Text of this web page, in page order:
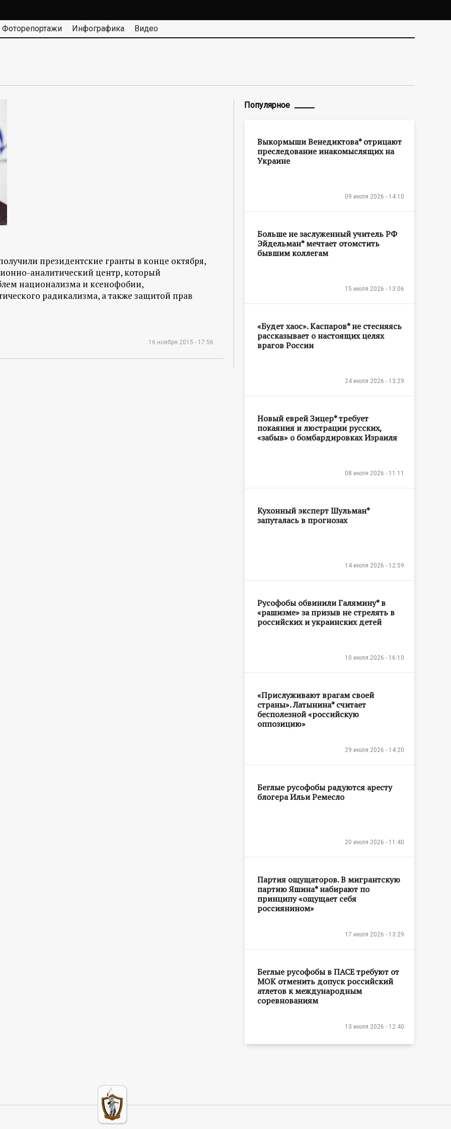
Фоторепортажи Инфографика Видео
президентские гранты в конце октября,
аналитический центр, который
национализма и ксенофобии,
радикализма, а также защитой прав
16 ноября 2015 - 17:56
Популярное
Выкормыши Венедиктова* отрицают
преследование инакомыслящих на
Украине
09 июля 2026 - 14:10
Больше не заслуженный учитель РФ
Эйдельман* мечтает отомстить
бывшим коллегам
15 июля 2026 - 13:06
«Будет хаос». Каспаров* не стесняясь
рассказывает о настоящих целях
врагов России
24 июля 2026 - 13:29
Новый еврей Зицер* требует
покаяния и люстрации русских,
«забыв» о бомбардировках Израиля
08 июля 2026 - 11:11
Кухонный эксперт Шульман*
запуталась в прогнозах
14 июля 2026 - 12:59
Русофобы обвинили Галямину* в
«рашизме» за призыв не стрелять в
российских и украинских детей
10 июля 2026 - 16:10
«Прислуживают врагам своей
страны». Латынина* считает
бесполезной «российскую
оппозицию»
29 июля 2026 - 14:20
Беглые русофобы радуются аресту
блогера Ильи Ремесло
20 июля 2026 - 11:40
Партия ощущаторов. В мигрантскую
партию Яшина* набирают по
принципу «ощущает себя
россиянином»
17 июля 2026 - 13:29
Беглые русофобы в ПАСЕ требуют от
МОК отменить допуск российский
атлетов к международным
соревнованиям
13 июля 2026 - 12:40